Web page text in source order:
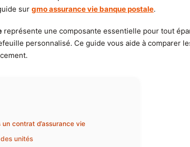
sur gmo assurance vie banque postale.
représente une composante essentielle pour tout
personnalisé. Ce guide vous aide à comparer
contrat d’assurance vie
unités